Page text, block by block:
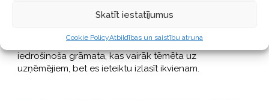
Skatīt iestatījumus
Cookie PolicyAtbildības un saistību atruna
var, tad es arī varu”. Savukārt runājot par
„Uzņēmēja kods”, tā ir ļoti iedvesmojoša un
iedrošinoša grāmata, kas vairāk tēmēta uz
uzņēmējiem, bet es ieteiktu izlasīt ikvienam.